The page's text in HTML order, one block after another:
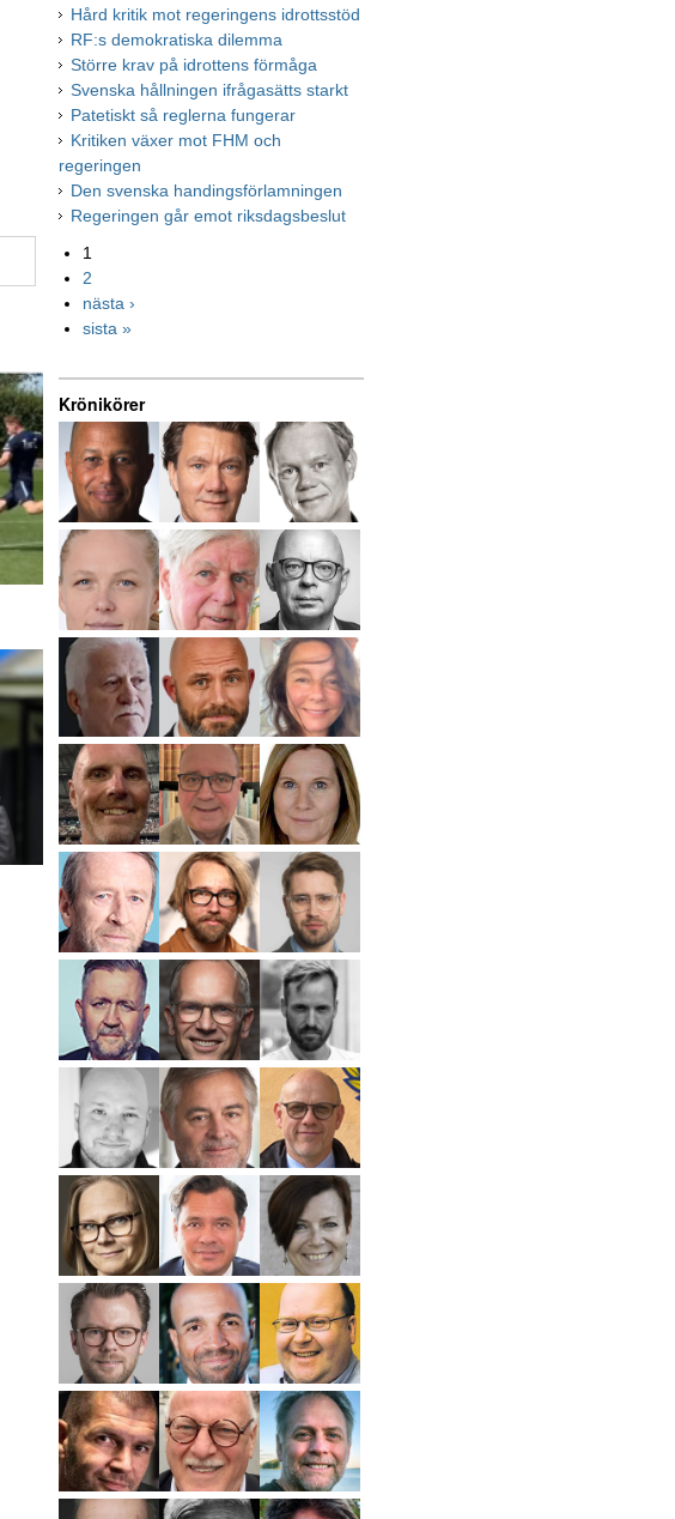
Hård kritik mot regeringens idrottsstöd
RF:s demokratiska dilemma
Större krav på idrottens förmåga
Svenska hållningen ifrågasätts starkt
Patetiskt så reglerna fungerar
Kritiken växer mot FHM och
regeringen
Den svenska handingsförlamningen
Regeringen går emot riksdagsbeslut
1
2
nästa ›
sista »
Krönikörer